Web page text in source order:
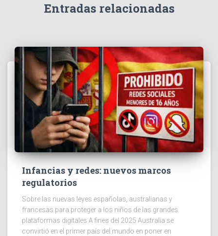
Entradas relacionadas
Infancias y redes: nuevos marcos
regulatorios
Sobre las nuevas leyes españolas, australianas y
francesas para proteger a los niños de las grandes
plataformas digitales A fines del 2025 Australia se
convirtió en el primer país del mundo en poner en